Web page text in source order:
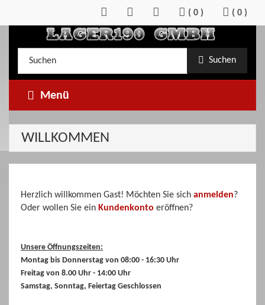
( 0 ) ( 0 )
Shop
Suchen
Menü
WILLKOMMEN
Herzlich willkommen Gast! Möchten Sie sich anmelden?
Oder wollen Sie ein Kundenkonto eröffnen?
Unsere Öffnungszeiten:
Montag bis Donnerstag von 08:00 - 16:30 Uhr
Freitag von 8.00 Uhr - 14:00 Uhr
Samstag, Sonntag, Feiertag Geschlossen